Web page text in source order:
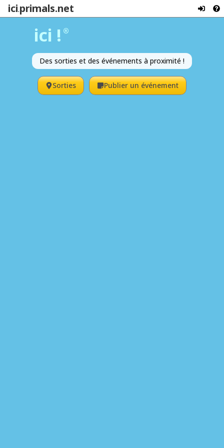
ici.primals.net
ici ! ®
Des sorties et des événements à proximité !
Sorties Publier un événement